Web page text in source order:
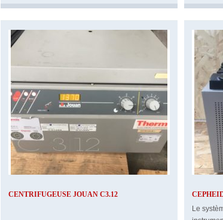
CENTRIFUGEUSE JOUAN C3.12
Le